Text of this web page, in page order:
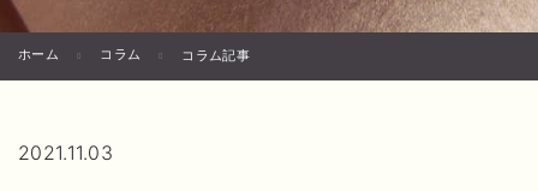
ホーム コラム コラム記事
2021.11.03